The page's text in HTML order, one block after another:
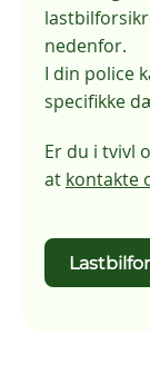
nedenfor.
I din police
specifikke
Er du i tvivl
at kontakte